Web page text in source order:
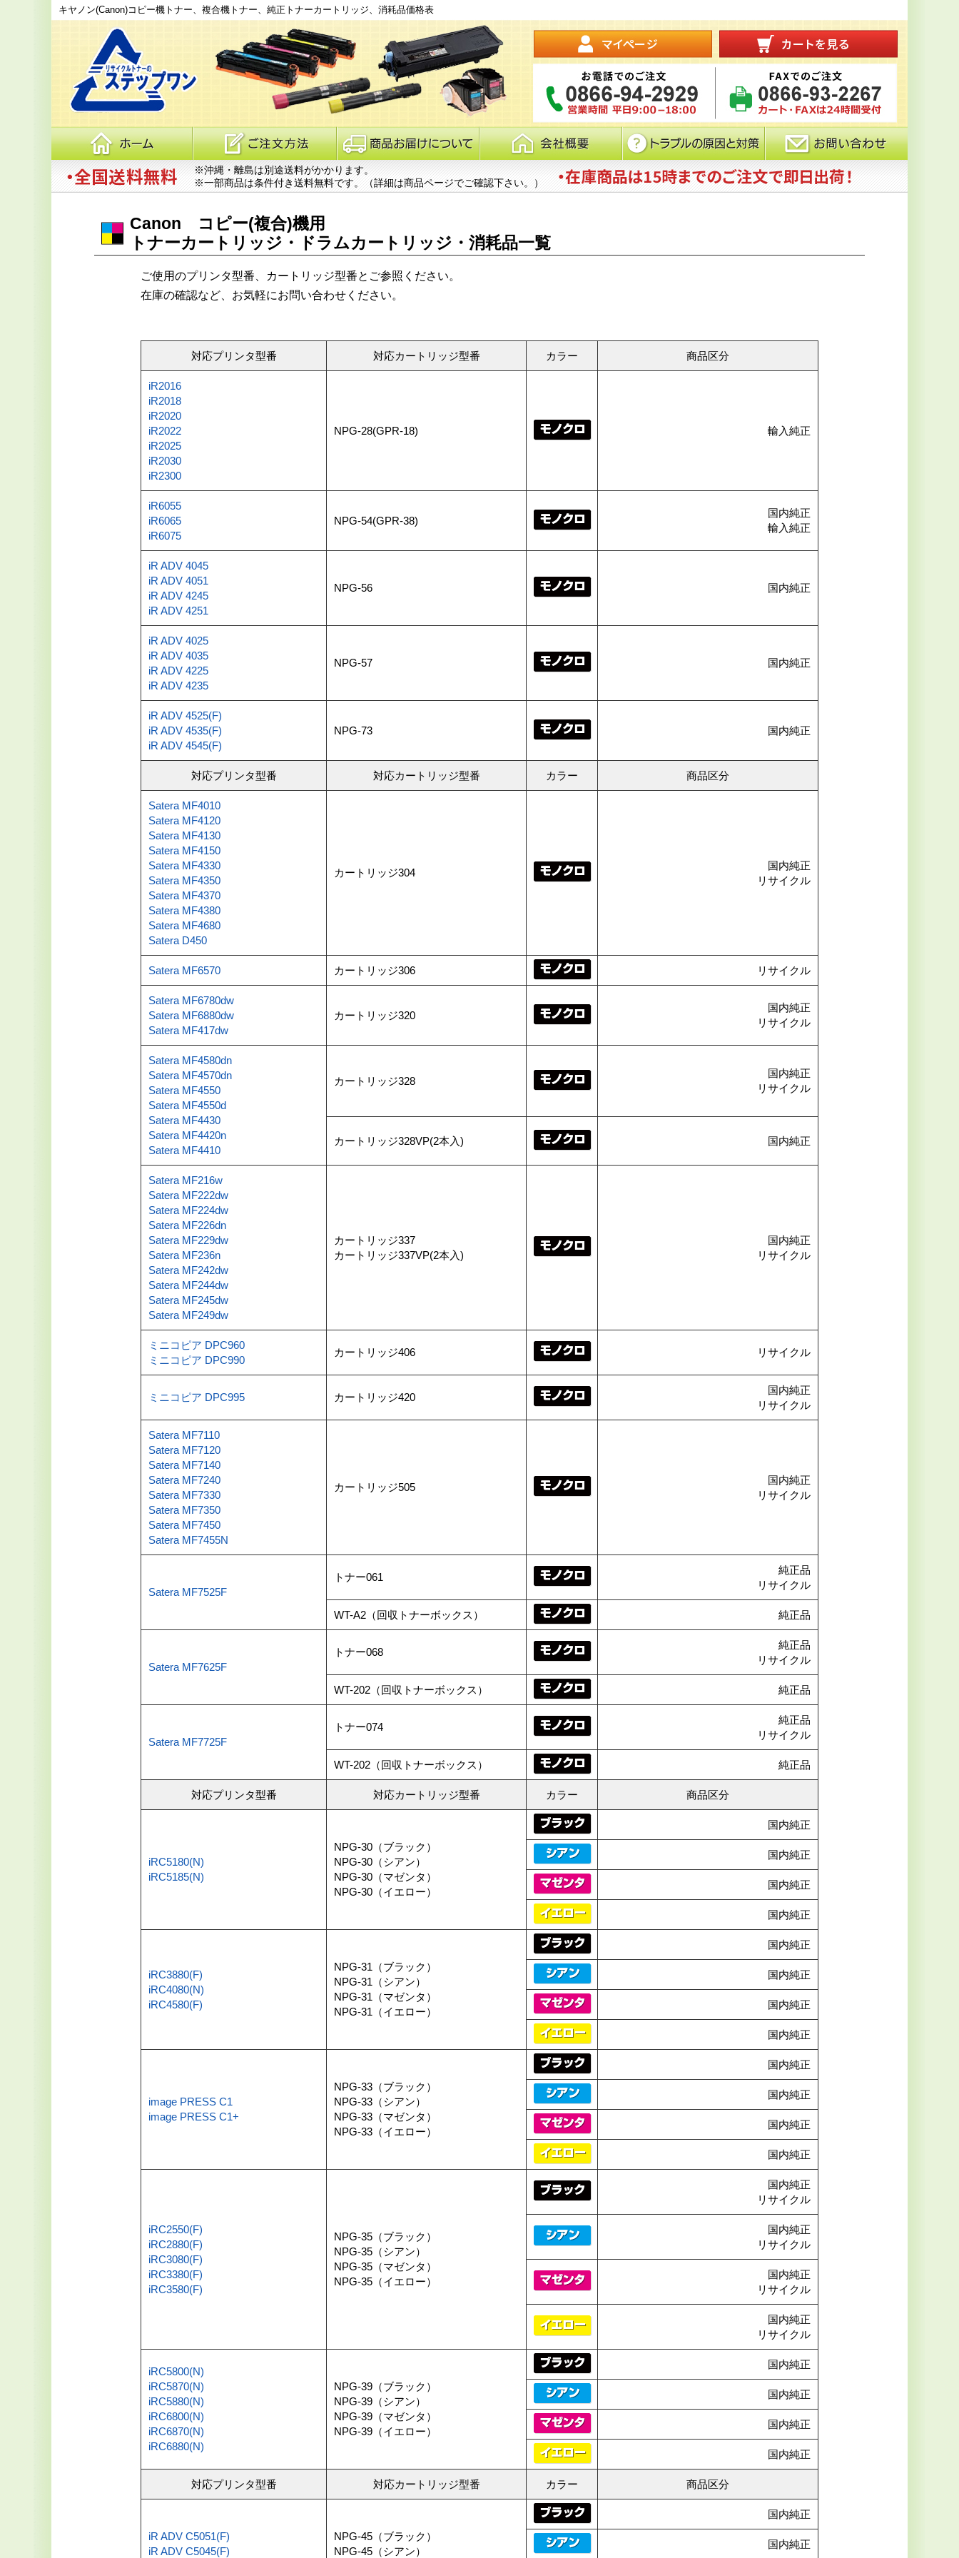
キヤノン(Canon)コピー機トナー、複合機トナー、純正トナーカートリッジ、消耗品価格表
※沖縄・離島は別途送料がかかります。
※一部商品は条件付き送料無料です。（詳細は商品ページでご確認下さい。）
Canon コピー(複合)機用
トナーカートリッジ・ドラムカートリッジ・消耗品一覧
ご使用のプリンタ型番、カートリッジ型番とご参照ください。
在庫の確認など、お気軽にお問い合わせください。
対応プリンタ型番 対応カートリッジ型番 カラー 商品区分
iR2016
iR2018
iR2020
iR2022
iR2025
iR2030
iR2300
NPG-28(GPR-18) 輸入純正
iR6055
iR6065
iR6075
NPG-54(GPR-38)
国内純正
輸入純正
iR ADV 4045
iR ADV 4051
iR ADV 4245
iR ADV 4251
NPG-56 国内純正
iR ADV 4025
iR ADV 4035
iR ADV 4225
iR ADV 4235
NPG-57 国内純正
iR ADV 4525(F)
iR ADV 4535(F)
iR ADV 4545(F)
NPG-73 国内純正
対応プリンタ型番 対応カートリッジ型番 カラー 商品区分
Satera MF4010
Satera MF4120
Satera MF4130
Satera MF4150
Satera MF4330
Satera MF4350
Satera MF4370
Satera MF4380
Satera MF4680
Satera D450
カートリッジ304
国内純正
リサイクル
Satera MF6570 カートリッジ306 リサイクル
Satera MF6780dw
Satera MF6880dw
Satera MF417dw
カートリッジ320
国内純正
リサイクル
Satera MF4580dn
Satera MF4570dn
Satera MF4550
Satera MF4550d
Satera MF4430
Satera MF4420n
Satera MF4410
カートリッジ328
国内純正
リサイクル
カートリッジ328VP(2本入) 国内純正
Satera MF216w
Satera MF222dw
Satera MF224dw
Satera MF226dn
Satera MF229dw
Satera MF236n
Satera MF242dw
Satera MF244dw
Satera MF245dw
Satera MF249dw
カートリッジ337
カートリッジ337VP(2本入)
国内純正
リサイクル
ミニコピア DPC960
ミニコピア DPC990
カートリッジ406 リサイクル
ミニコピア DPC995 カートリッジ420
国内純正
リサイクル
Satera MF7110
Satera MF7120
Satera MF7140
Satera MF7240
Satera MF7330
Satera MF7350
Satera MF7450
Satera MF7455N
カートリッジ505
国内純正
リサイクル
Satera MF7525F
トナー061
純正品
リサイクル
WT-A2（回収トナーボックス） 純正品
Satera MF7625F
トナー068
純正品
リサイクル
WT-202（回収トナーボックス） 純正品
Satera MF7725F
トナー074
純正品
リサイクル
WT-202（回収トナーボックス） 純正品
対応プリンタ型番 対応カートリッジ型番 カラー 商品区分
iRC5180(N)
iRC5185(N)
NPG-30（ブラック）
NPG-30（シアン）
NPG-30（マゼンタ）
NPG-30（イエロー）
国内純正
国内純正
国内純正
国内純正
iRC3880(F)
iRC4080(N)
iRC4580(F)
NPG-31（ブラック）
NPG-31（シアン）
NPG-31（マゼンタ）
NPG-31（イエロー）
国内純正
国内純正
国内純正
国内純正
image PRESS C1
image PRESS C1+
NPG-33（ブラック）
NPG-33（シアン）
NPG-33（マゼンタ）
NPG-33（イエロー）
国内純正
国内純正
国内純正
国内純正
iRC2550(F)
iRC2880(F)
iRC3080(F)
iRC3380(F)
iRC3580(F)
NPG-35（ブラック）
NPG-35（シアン）
NPG-35（マゼンタ）
NPG-35（イエロー）
国内純正
リサイクル
国内純正
リサイクル
国内純正
リサイクル
国内純正
リサイクル
iRC5800(N)
iRC5870(N)
iRC5880(N)
iRC6800(N)
iRC6870(N)
iRC6880(N)
NPG-39（ブラック）
NPG-39（シアン）
NPG-39（マゼンタ）
NPG-39（イエロー）
国内純正
国内純正
国内純正
国内純正
対応プリンタ型番 対応カートリッジ型番 カラー 商品区分
iR ADV C5051(F)
iR ADV C5045(F)
NPG-45（ブラック）
NPG-45（シアン）
国内純正
国内純正